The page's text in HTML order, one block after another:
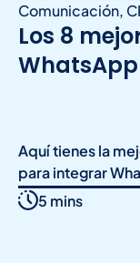
Comunicación,
Los 8
Aquí tienes la
para integrar
5 mins